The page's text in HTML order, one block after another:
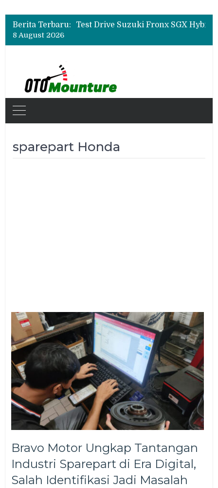
Berita Terbaru:
Beli Mobil Jangan Cuma Lihat Cicilan, TAF dan OJK Tekankan Pentingnya Literasi Keuangan
Beli Mobil Jangan Cuma Lihat Cicilan, TAF dan OJK Tekankan Pentingnya Literasi Keuangan
8 August 2026
sparepart Honda
Bravo Motor Ungkap Tantangan
Industri Sparepart di Era Digital,
Salah Identifikasi Jadi Masalah